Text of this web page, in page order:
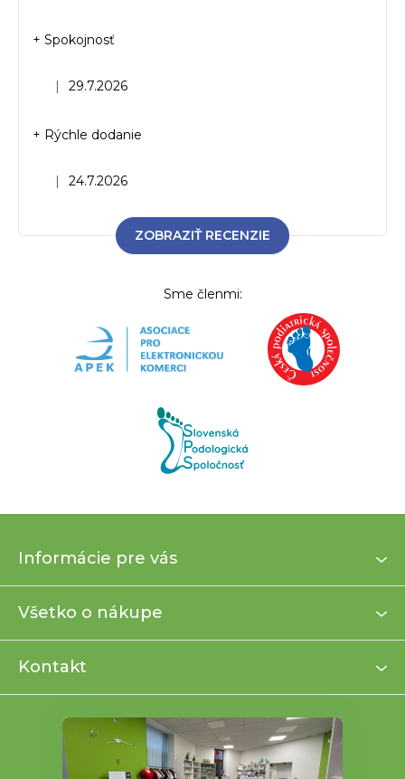
Hodnotenie obchodu je 5 z 5 hviezdičiek.
| 29.7.2026
+ Spokojnosť
Hodnotenie obchodu je 5 z 5 hviezdičiek.
| 24.7.2026
+ Rýchle dodanie
ZOBRAZIŤ RECENZIE
Sme členmi:
p
t
Informácie pre vás
Všetko o nákupe
Kontakt